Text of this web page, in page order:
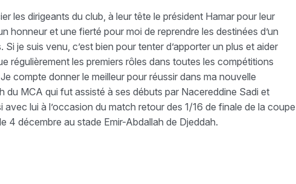
les dirigeants du club, à leur tête le président Hamar pour leur
honneur et une fierté pour moi de reprendre les destinées d’un
je suis venu, c’est bien pour tenter d’apporter un plus et aider
régulièrement les premiers rôles dans toutes les compétitions
compte donner le meilleur pour réussir dans ma nouvelle
du MCA qui fut assisté à ses débuts par Nacereddine Sadi et
lui à l’occasion du match retour des 1/16 de finale de la coupe
4 décembre au stade Emir-Abdallah de Djeddah.